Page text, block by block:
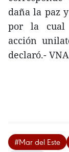
daña la paz
por la cual
acción
declaró.- VNA
#Mar del Este